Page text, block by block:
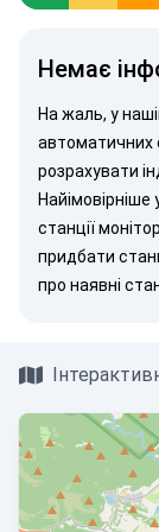
Немає
На жаль, у
автоматичних
розрахувати
станції
придбати
про наявні